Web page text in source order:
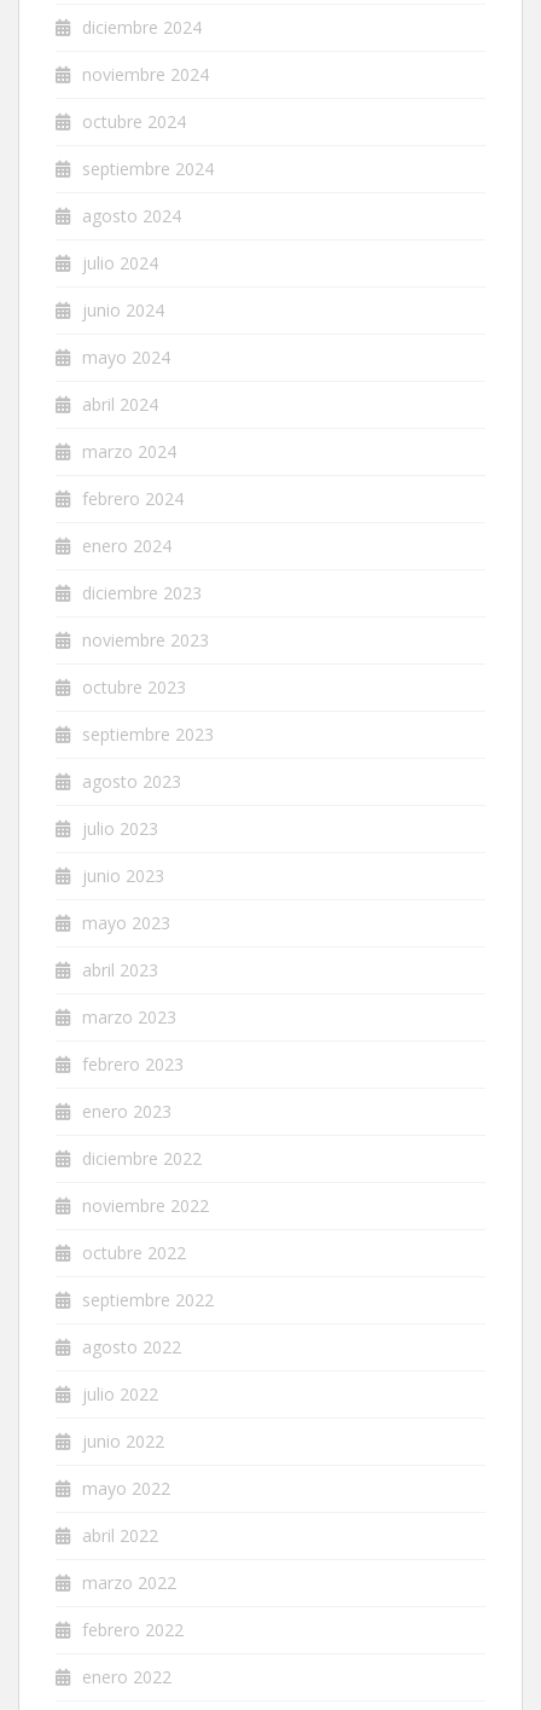
diciembre 2024
noviembre 2024
octubre 2024
septiembre 2024
agosto 2024
julio 2024
junio 2024
mayo 2024
abril 2024
marzo 2024
febrero 2024
enero 2024
diciembre 2023
noviembre 2023
octubre 2023
septiembre 2023
agosto 2023
julio 2023
junio 2023
mayo 2023
abril 2023
marzo 2023
febrero 2023
enero 2023
diciembre 2022
noviembre 2022
octubre 2022
septiembre 2022
agosto 2022
julio 2022
junio 2022
mayo 2022
abril 2022
marzo 2022
febrero 2022
enero 2022